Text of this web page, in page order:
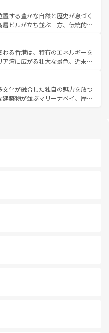
国の多彩な魅力を心ゆくまで味
みてほしい。 なお、新着の韓国情報はコンテンツ一
づく。ハノイの古い町並みやホ
時代の建物も、独特の雰囲気を
バラエティの豊かさとおいしさで
、ベトナムコーヒーなどは、ぜ
の地域を訪れてもあたたかい人々
ので、きっと忘れられない旅にな
する豊かな自然と歴史が息づく
層ビルが立ち並ぶ一方、伝統的な
部ではチェンマイなどの山岳地
部ではプーケットやクラビの美し
を楽しむことができる。タイ料理
で、どの季節にも異なる楽しみ
すいタイの人々、仏教を中心とし
光資源が、訪れる旅人を魅了し続
わる香港は、特有のエネルギーを
ア湾に広がる壮大な景色、近未来
るはず。観光スポットが密集し
ろを回れるのも魅力。息をのむよ
験まで、香港を存分に楽しみ尽く
文化が融合した独自の魅力を放つ
建築物が並ぶマリーナベイ、歴史
情を楽しめる外せないスポット